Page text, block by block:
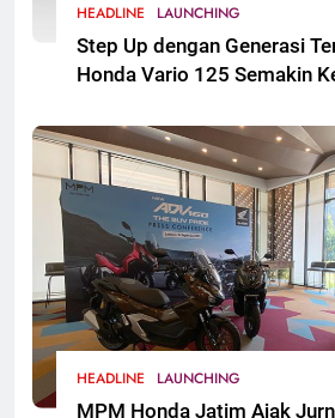
HEADLINE LAUNCHING
Step Up dengan Generasi
Honda Vario 125 Semakin
Jawa Timur
HEADLINE LAUNCHING
MPM Honda Jatim Ajak